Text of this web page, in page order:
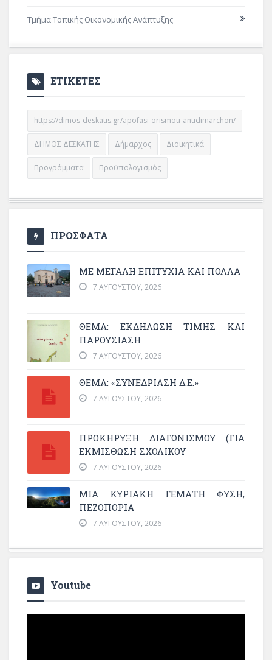
Τμήμα Τοπικής Οικονομικής Ανάπτυξης
ΕΤΙΚΕΤΕΣ
https://dimos-deskatis.gr/apofasi-orismou-antidimarchon/
ΔΗΜΟΣ ΔΕΣΚΑΤΗΣ Δήμαρχος Διοικητικά
Προγράμματα Προϋπολογισμός
ΠΡΟΣΦΑΤΑ
ΜΕ ΜΕΓΆΛΗ ΕΠΙΤΥΧΊΑ ΚΑΙ ΠΟΛΛΆ
7 ΑΥΓΟΎΣΤΟΥ, 2026
ΘΈΜΑ: ΕΚΔΉΛΩΣΗ ΤΙΜΉΣ ΚΑΙ
ΠΑΡΟΥΣΊΑΣΗ
7 ΑΥΓΟΎΣΤΟΥ, 2026
ΘΕΜΑ: «ΣΥΝΕΔΡΊΑΣΗ Δ.Ε.»
7 ΑΥΓΟΎΣΤΟΥ, 2026
ΠΡΟΚΗΡΥΞΗ ΔΙΑΓΩΝΙΣΜΟΥ (ΓΙΑ
ΕΚΜΊΣΘΩΣΗ ΣΧΟΛΙΚΟΎ
7 ΑΥΓΟΎΣΤΟΥ, 2026
ΜΙΑ ΚΥΡΙΑΚΉ ΓΕΜΆΤΗ ΦΎΣΗ,
ΠΕΖΟΠΟΡΊΑ
7 ΑΥΓΟΎΣΤΟΥ, 2026
Youtube